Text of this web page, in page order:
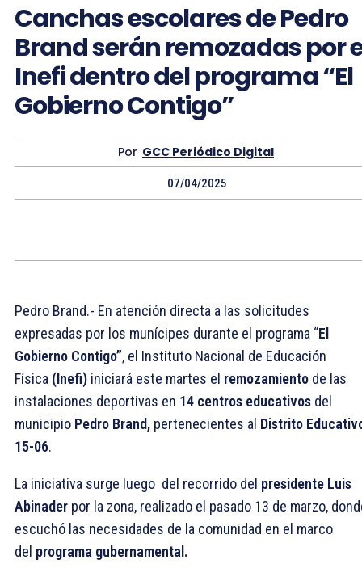
Canchas escolares de Pedro
Brand serán remozadas por
Inefi dentro del programa “El
Gobierno Contigo”
Por GCC Periódico Digital
07/04/2025
Pedro Brand.- En atención directa a las solicitudes
expresadas por los munícipes durante el programa “El
Gobierno Contigo”, el Instituto Nacional de Educación
Física (Inefi) iniciará este martes el remozamiento de las
instalaciones deportivas en 14 centros educativos del
municipio Pedro Brand, pertenecientes al Distrito
15-06.
La iniciativa surge luego del recorrido del presidente Luis
Abinader por la zona, realizado el pasado 13 de marzo,
escuchó las necesidades de la comunidad en el marco
del programa gubernamental.